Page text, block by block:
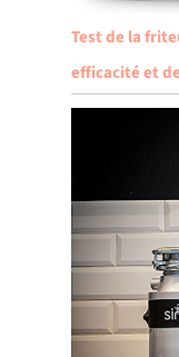
Test de la
efficacité et